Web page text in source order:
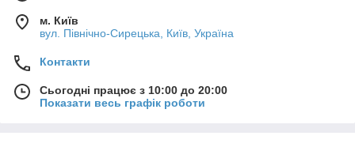
м. Київ
вул. Північно-Сирецька, Київ, Україна
Контакти
Сьогодні працює з 10:00 до 20:00
Показати весь графік роботи